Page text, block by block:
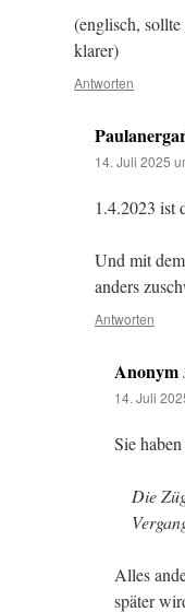
(englisch,
klarer)
Antworten
14. Juli 2025
1.4.2023 ist
Und mit
anders
Antworten
Anonym
14. Juli
Sie
Die
Alles
später